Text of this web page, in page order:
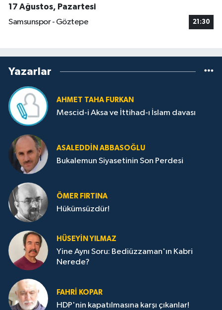
17 Ağustos, Pazartesi
Samsunspor - Göztepe
21:30
Yazarlar
AHMET TAHA FURKAN
Mescid-i Aksa ve İttihad-ı İslam davası
ASALEDDIN ABBASOĞLU
Bukalemun Siyasetinin Son Perdesi
ÖMER FIRTINA
Hükümsüzdür!
HÜSEYIN YILMAZ
Yine Aynı Soru: Bediüzzaman'ın Kabri
Nerede?
FAHRI KOPAR
HDP'nin kapatılmasına karşı çıkanlar!